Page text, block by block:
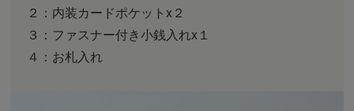
２：内装カードポケットx２
３：ファスナー付き小銭入れx１
４：お札入れ